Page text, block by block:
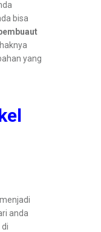
bisa
yang
menjadi
anda